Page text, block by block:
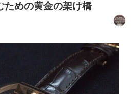
ための黄金の架け橋